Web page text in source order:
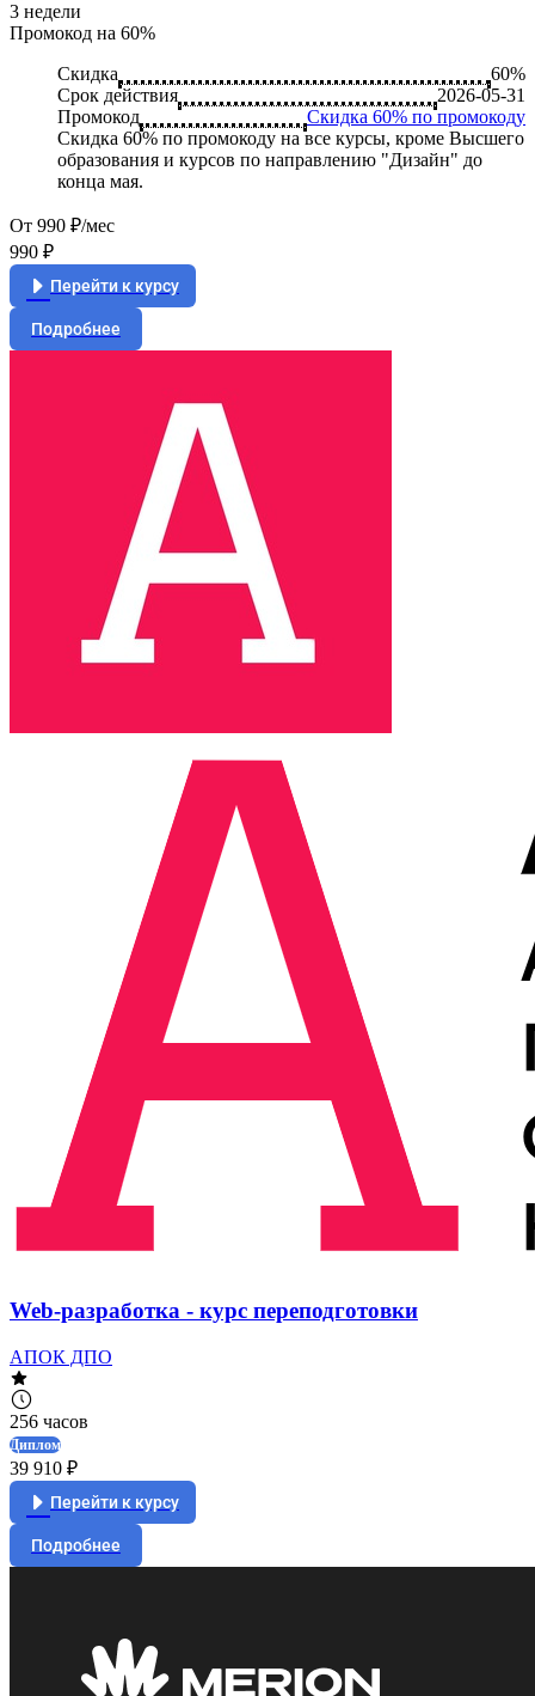
3 недели
Промокод на 60%
Скидка
60%
Срок действия
2026-05-31
Промокод
Скидка 60% по промокоду
Скидка 60% по промокоду на все курсы, кроме Высшего
образования и курсов по направлению "Дизайн" до
конца мая.
От 990 ₽/мес
990 ₽
Перейти к курсу
Подробнее
Web-разработка - курс переподготовки
АПОК ДПО
256 часов
Диплом
39 910 ₽
Перейти к курсу
Подробнее